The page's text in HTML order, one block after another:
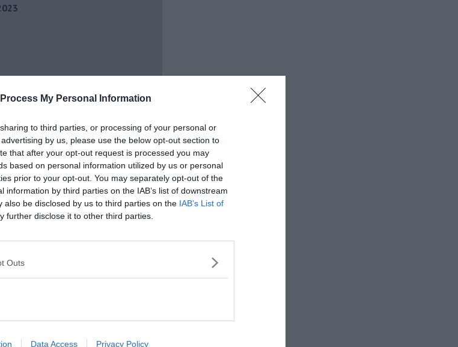
My Personal Information
to third parties, or processing of your personal or
by us, please use the below opt-out section to
that after your opt-out request is processed you may
based on personal information utilized by us or personal
prior to your opt-out. You may separately opt-out of the
information by third parties on the IAB’s list of downstream
also be disclosed by us to third parties on the IAB’s List of
further disclose it to other third parties.
Outs
Data Access Privacy Policy